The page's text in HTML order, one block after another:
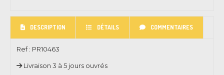
DESCRIPTION DÉTAILS COMMENTAIRES
Ref : PR10463
Livraison 3 à 5 jours ouvrés